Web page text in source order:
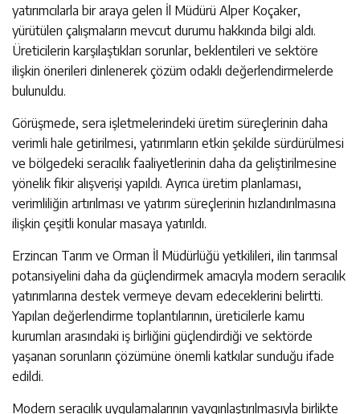
yatırımcılarla bir araya gelen İl Müdürü Alper Koçaker,
yürütülen çalışmaların mevcut durumu hakkında bilgi aldı.
Üreticilerin karşılaştıkları sorunlar, beklentileri ve sektöre
ilişkin önerileri dinlenerek çözüm odaklı değerlendirmelerde
bulunuldu.
Görüşmede, sera işletmelerindeki üretim süreçlerinin daha
verimli hale getirilmesi, yatırımların etkin şekilde sürdürülmesi
ve bölgedeki seracılık faaliyetlerinin daha da geliştirilmesine
yönelik fikir alışverişi yapıldı. Ayrıca üretim planlaması,
verimliliğin artırılması ve yatırım süreçlerinin hızlandırılmasına
ilişkin çeşitli konular masaya yatırıldı.
Erzincan Tarım ve Orman İl Müdürlüğü yetkilileri, ilin tarımsal
potansiyelini daha da güçlendirmek amacıyla modern seracılık
yatırımlarına destek vermeye devam edeceklerini belirtti.
Yapılan değerlendirme toplantılarının, üreticilerle kamu
kurumları arasındaki iş birliğini güçlendirdiği ve sektörde
yaşanan sorunların çözümüne önemli katkılar sunduğu ifade
edildi.
Modern seracılık uygulamalarının yaygınlaştırılmasıyla birlikte